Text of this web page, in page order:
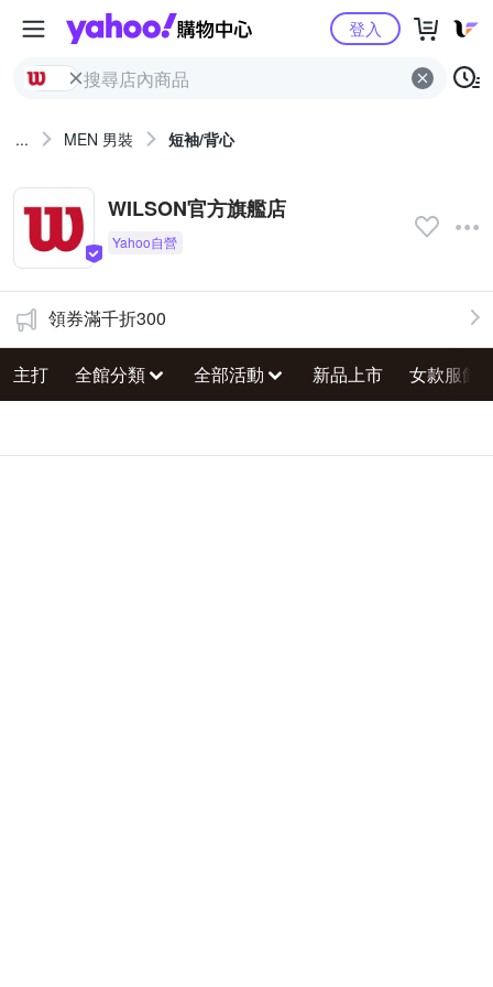
Yahoo購物中心
登入
... MEN 男裝 短袖/背心
WILSON官方旗艦店
領券滿千折300
主打 全館分類 全部活動 新品上市 女款服飾